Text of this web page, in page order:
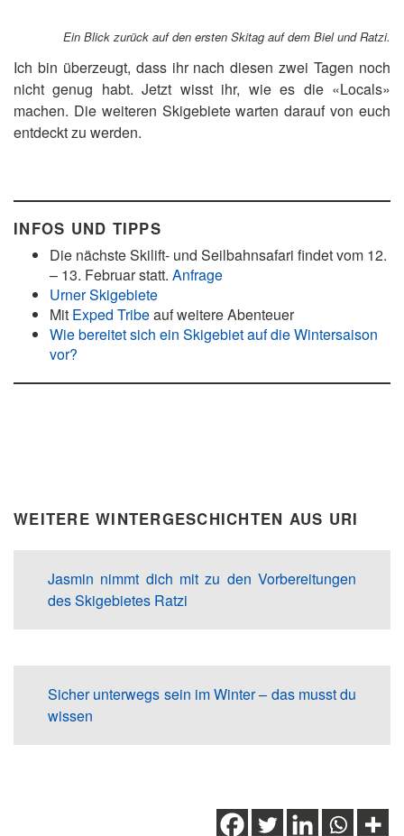
Ein Blick zurück auf den ersten Skitag auf dem Biel und Ratzi.
Ich bin überzeugt, dass ihr nach diesen zwei Tagen noch
nicht genug habt. Jetzt wisst ihr, wie es die «Locals»
machen. Die weiteren Skigebiete warten darauf von euch
entdeckt zu werden.
INFOS UND TIPPS
Die nächste Skilift- und Seilbahnsafari findet vom 12.
– 13. Februar statt. Anfrage
Urner Skigebiete
Mit Exped Tribeauf weitere Abenteuer
Wie bereitet sich ein Skigebiet auf die Wintersaison
vor?
WEITERE WINTERGESCHICHTEN AUS URI
Jasmin nimmt dich mit zu den Vorbereitungen
des Skigebietes Ratzi
Sicher unterwegs sein im Winter – das musst du
wissen